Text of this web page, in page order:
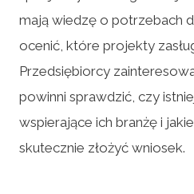
mają wiedzę o potrzebach
ocenić, które projekty
Przedsiębiorcy
powinni sprawdzić, czy
wspierające ich branżę i
skutecznie złożyć wniosek.